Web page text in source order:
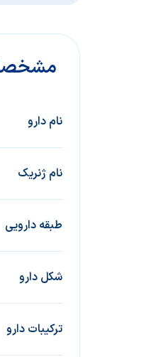
نام دارو
ﻧﺎم ژﻧﺮﯾﮏ
ﻃﺒﻘﻪ داروﯾﯽ
ﺷﮑﻞ دارو
ﺗﺮﮐﯿﺒﺎت دارو